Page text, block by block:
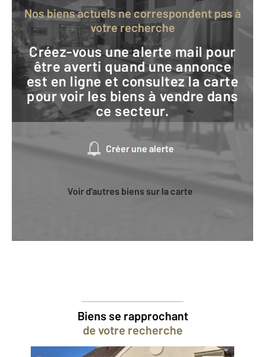
Nos biens actuels ne correspondent pas à
votre recherche
Créez-vous une alerte mail pour
être averti quand une annonce
est en ligne et consultez la carte
pour voir les biens à vendre dans
ce secteur.
Créer une alerte
Voir d'autres biens sur la carte
Biens se rapprochant
de votre recherche